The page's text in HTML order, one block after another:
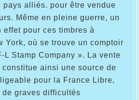
pays alliés. pour être vendue
Même en pleine guerre, un
effet pour ces timbres à
York, où se trouve un comptoir
L Stamp Company ». La vente
ainsi une source de
pour la France Libre,
graves difficultés